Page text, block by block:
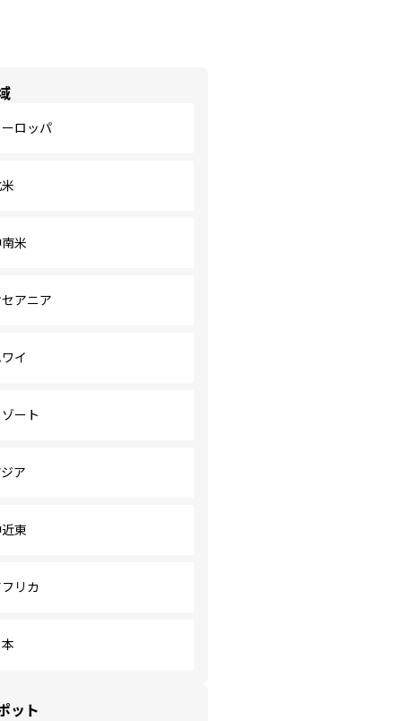
ーロッパ
米
セアニア
イ
ゾート
ア
東
リカ
本
ット